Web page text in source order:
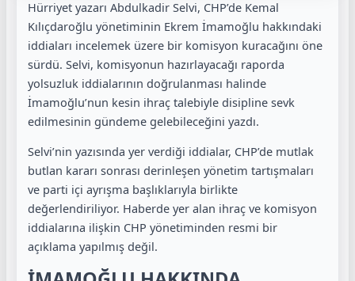
Hürriyet yazarı Abdulkadir Selvi, CHP’de Kemal
Kılıçdaroğlu yönetiminin Ekrem İmamoğlu hakkındaki
iddiaları incelemek üzere bir komisyon kuracağını öne
sürdü. Selvi, komisyonun hazırlayacağı raporda
yolsuzluk iddialarının doğrulanması halinde
İmamoğlu’nun kesin ihraç talebiyle disipline sevk
edilmesinin gündeme gelebileceğini yazdı.
Selvi’nin yazısında yer verdiği iddialar, CHP’de mutlak
butlan kararı sonrası derinleşen yönetim tartışmaları
ve parti içi ayrışma başlıklarıyla birlikte
değerlendiriliyor. Haberde yer alan ihraç ve komisyon
iddialarına ilişkin CHP yönetiminden resmi bir
açıklama yapılmış değil.